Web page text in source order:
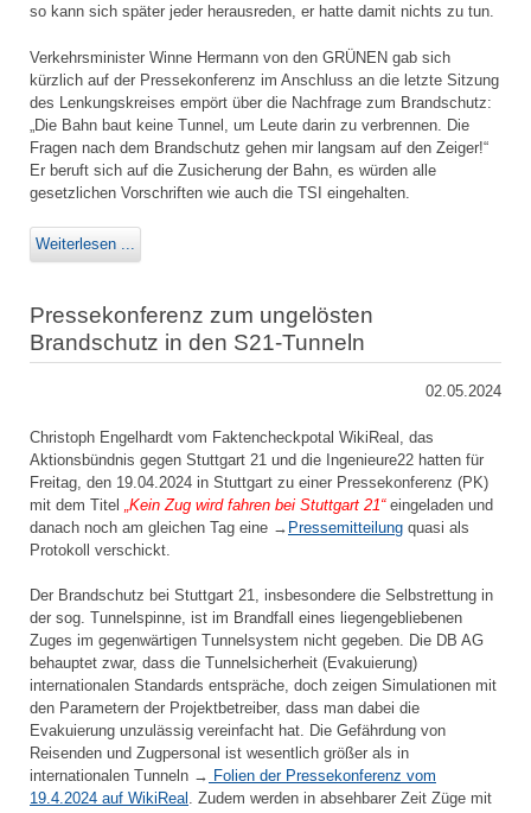
so kann sich später jeder herausreden, er hatte damit nichts zu tun.
Verkehrsminister Winne Hermann von den GRÜNEN gab sich
kürzlich auf der Pressekonferenz im Anschluss an die letzte Sitzung
des Lenkungskreises empört über die Nachfrage zum Brandschutz:
„Die Bahn baut keine Tunnel, um Leute darin zu verbrennen. Die
Fragen nach dem Brandschutz gehen mir langsam auf den Zeiger!“
Er beruft sich auf die Zusicherung der Bahn, es würden alle
gesetzlichen Vorschriften wie auch die TSI eingehalten.
Weiterlesen ...
Pressekonferenz zum ungelösten
Brandschutz in den S21-Tunneln
02.05.2024
Christoph Engelhardt vom Faktencheckpotal WikiReal, das
Aktionsbündnis gegen Stuttgart 21 und die Ingenieure22 hatten für
Freitag, den 19.04.2024 in Stuttgart zu einer Pressekonferenz (PK)
mit dem Titel „Kein Zug wird fahren bei Stuttgart 21“eingeladen und
danach noch am gleichen Tag eine → Pressemitteilung quasi als
Protokoll verschickt.
Der Brandschutz bei Stuttgart 21, insbesondere die Selbstrettung in
der sog. Tunnelspinne, ist im Brandfall eines liegengebliebenen
Zuges im gegenwärtigen Tunnelsystem nicht gegeben. Die DB AG
behauptet zwar, dass die Tunnelsicherheit (Evakuierung)
internationalen Standards entspräche, doch zeigen Simulationen mit
den Parametern der Projektbetreiber, dass man dabei die
Evakuierung unzulässig vereinfacht hat. Die Gefährdung von
Reisenden und Zugpersonal ist wesentlich größer als in
internationalen Tunneln → Folien der Pressekonferenz vom
19.4.2024 auf WikiReal . Zudem werden in absehbarer Zeit Züge mit